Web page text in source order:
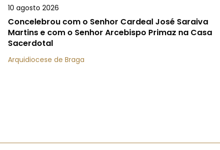
10 agosto 2026
Concelebrou com o Senhor Cardeal José Saraiva
Martins e com o Senhor Arcebispo Primaz na Casa
Sacerdotal
Arquidiocese de Braga